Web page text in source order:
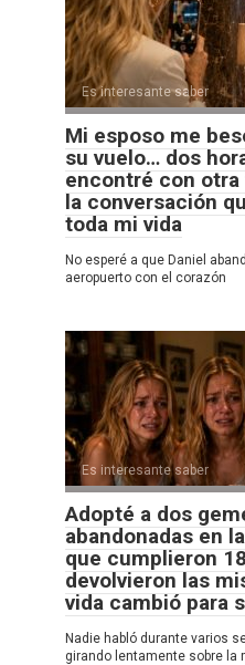
Es interesante saber
Mi esposo me
su vuelo… dos
encontré con
la conversación
toda mi vida
No esperé a que Daniel
aeropuerto con el corazón
Es interesante saber
Adopté a dos
abandonadas en
que cumplieron
devolvieron las
vida cambió para
Nadie habló durante varios
girando lentamente sobre la